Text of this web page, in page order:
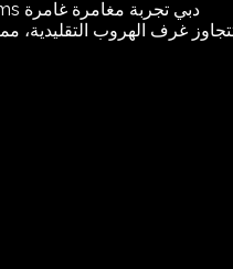
غرف الهروب التقليدية،